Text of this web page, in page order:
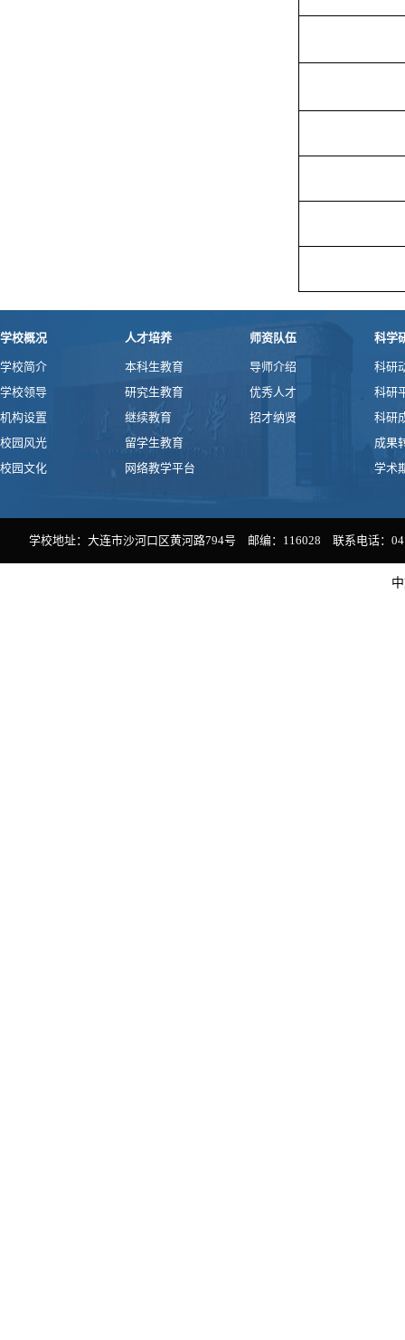
学校概况
学校简介
学校领导
机构设置
校园风光
校园文化
人才培养
本科生教育
研究生教育
继续教育
留学生教育
网络教学平台
师资队伍
导师介绍
优秀人才
招才纳贤
科学
科研
科研
科研
成果
学术
学校地址：大连市沙河口区黄河路794号 邮编：116028 联系电话：